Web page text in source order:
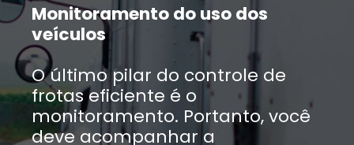
Monitoramento do uso dos
veículos
O último pilar do controle de
frotas eficiente é o
monitoramento. Portanto, você
deve acompanhar a